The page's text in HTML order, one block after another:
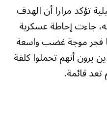
تؤكد مرارا أن الهدف
جاءت إحاطة عسكرية
فجر موجة غضب واسعة
يرون أنهم تحملوا كلفة
قائمة.